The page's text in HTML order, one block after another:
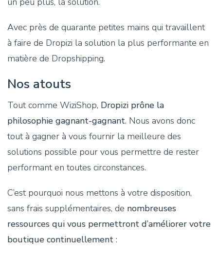
Avec près de quarante petites mains qui travaillent
à faire de Dropizi la solution la plus performante en
matière de Dropshipping.
Nos atouts
Tout comme WiziShop, Dropizi prône la
philosophie gagnant-gagnant. Nous avons donc
tout à gagner à vous fournir la meilleure des
solutions possible pour vous permettre de rester
performant en toutes circonstances.
C’est pourquoi nous mettons à votre disposition,
sans frais supplémentaires, de nombreuses
ressources qui vous permettront d’améliorer votre
boutique continuellement :